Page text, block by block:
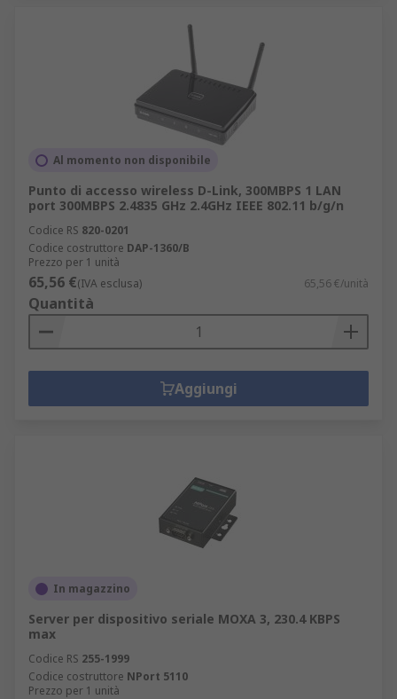
Al momento non disponibile
Punto di accesso wireless D-Link, 300MBPS 1 LAN
port 300MBPS 2.4835 GHz 2.4GHz IEEE 802.11 b/g/n
Codice RS 820-0201
Codice costruttore DAP-1360/B
Prezzo per 1 unità
65,56 €(IVA esclusa) 65,56 €/unità
Quantità
Aggiungi
In magazzino
Server per dispositivo seriale MOXA 3, 230.4 KBPS
max
Codice RS 255-1999
Codice costruttore NPort 5110
Prezzo per 1 unità